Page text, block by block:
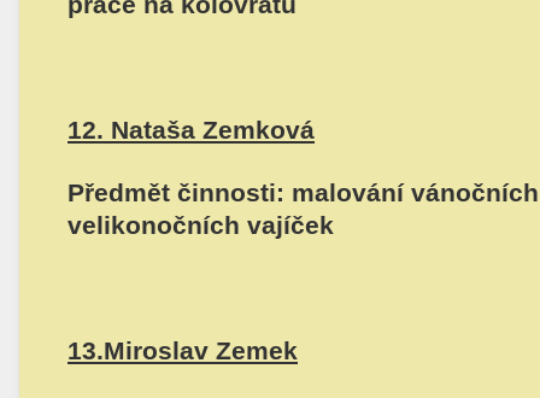
12. Nataša Zemková
Předmět činnosti: malování
velikonočních vajíček
13.Miroslav Zemek